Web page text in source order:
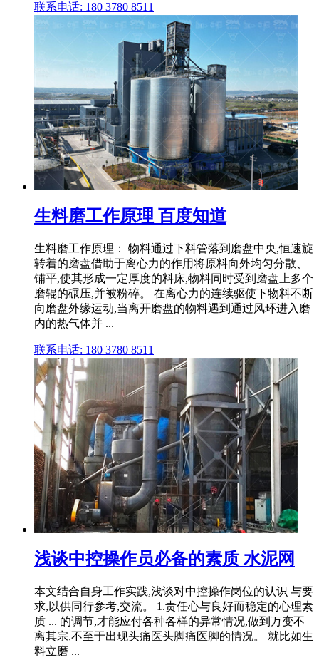
联系电话: 180 3780 8511
生料磨工作原理 百度知道
生料磨工作原理： 物料通过下料管落到磨盘中央,恒速旋
转着的磨盘借助于离心力的作用将原料向外均匀分散、
铺平,使其形成一定厚度的料床,物料同时受到磨盘上多个
磨辊的碾压,并被粉碎。 在离心力的连续驱使下物料不断
向磨盘外缘运动,当离开磨盘的物料遇到通过风环进入磨
内的热气体并 ...
联系电话: 180 3780 8511
浅谈中控操作员必备的素质 水泥网
本文结合自身工作实践,浅谈对中控操作岗位的认识 与要
求,以供同行参考,交流。 1.责任心与良好而稳定的心理素
质 ... 的调节,才能应付各种各样的异常情况,做到万变不
离其宗,不至于出现头痛医头脚痛医脚的情况。 就比如生
料立磨 ...